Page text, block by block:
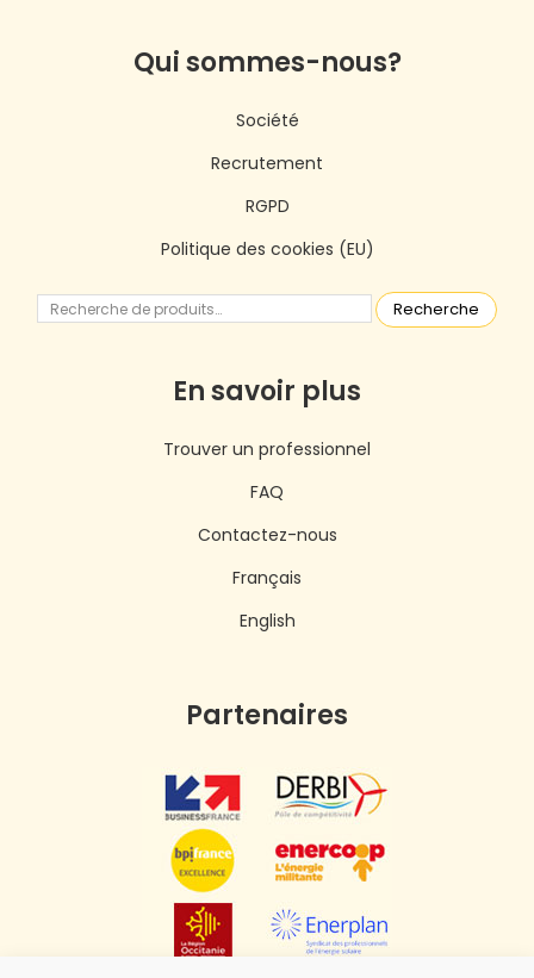
Qui sommes-nous?
Société
Recrutement
RGPD
Politique des cookies (EU)
Recherche
En savoir plus
Trouver un professionnel
FAQ
Contactez-nous
Français
English
Partenaires